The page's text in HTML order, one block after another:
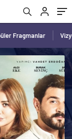
Fragmanlar